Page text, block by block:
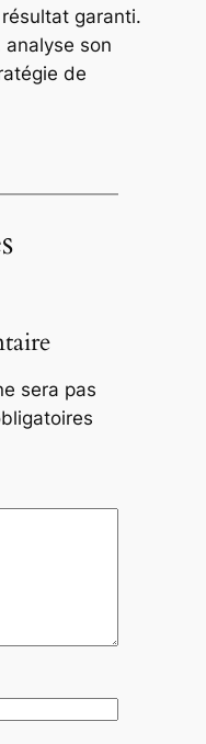
garanti.
analyse son
de
sera pas